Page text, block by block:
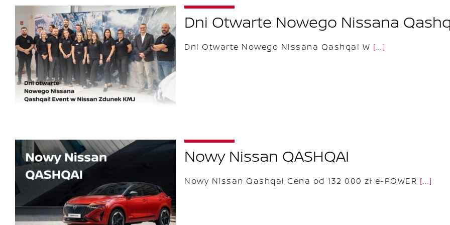
Dni Otwarte Nowego Nissana
Dni Otwarte Nowego Nissana Qashqai W [...]
Nowy Nissan QASHQAI
Nowy Nissan Qashqai Cena od 132 000 zł e-POWER [...]